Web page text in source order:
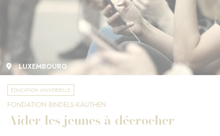
LUXEMBOURG
ÉDUCATION UNIVERSELLE
FONDATION BINDELS-KAUTHEN
Aider les jeunes à décrocher